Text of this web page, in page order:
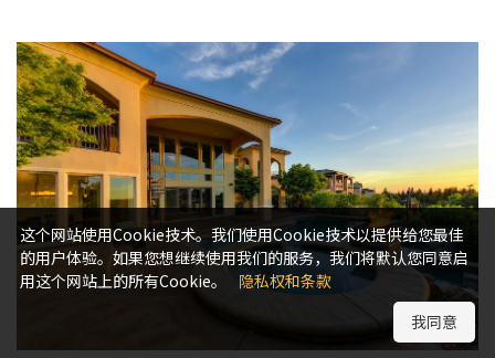
这个网站使用Cookie技术。我们使用Cookie技术以提供给您最佳
的用户体验。如果您想继续使用我们的服务，我们将默认您同意启
用这个网站上的所有Cookie。
隐私权和条款
我同意